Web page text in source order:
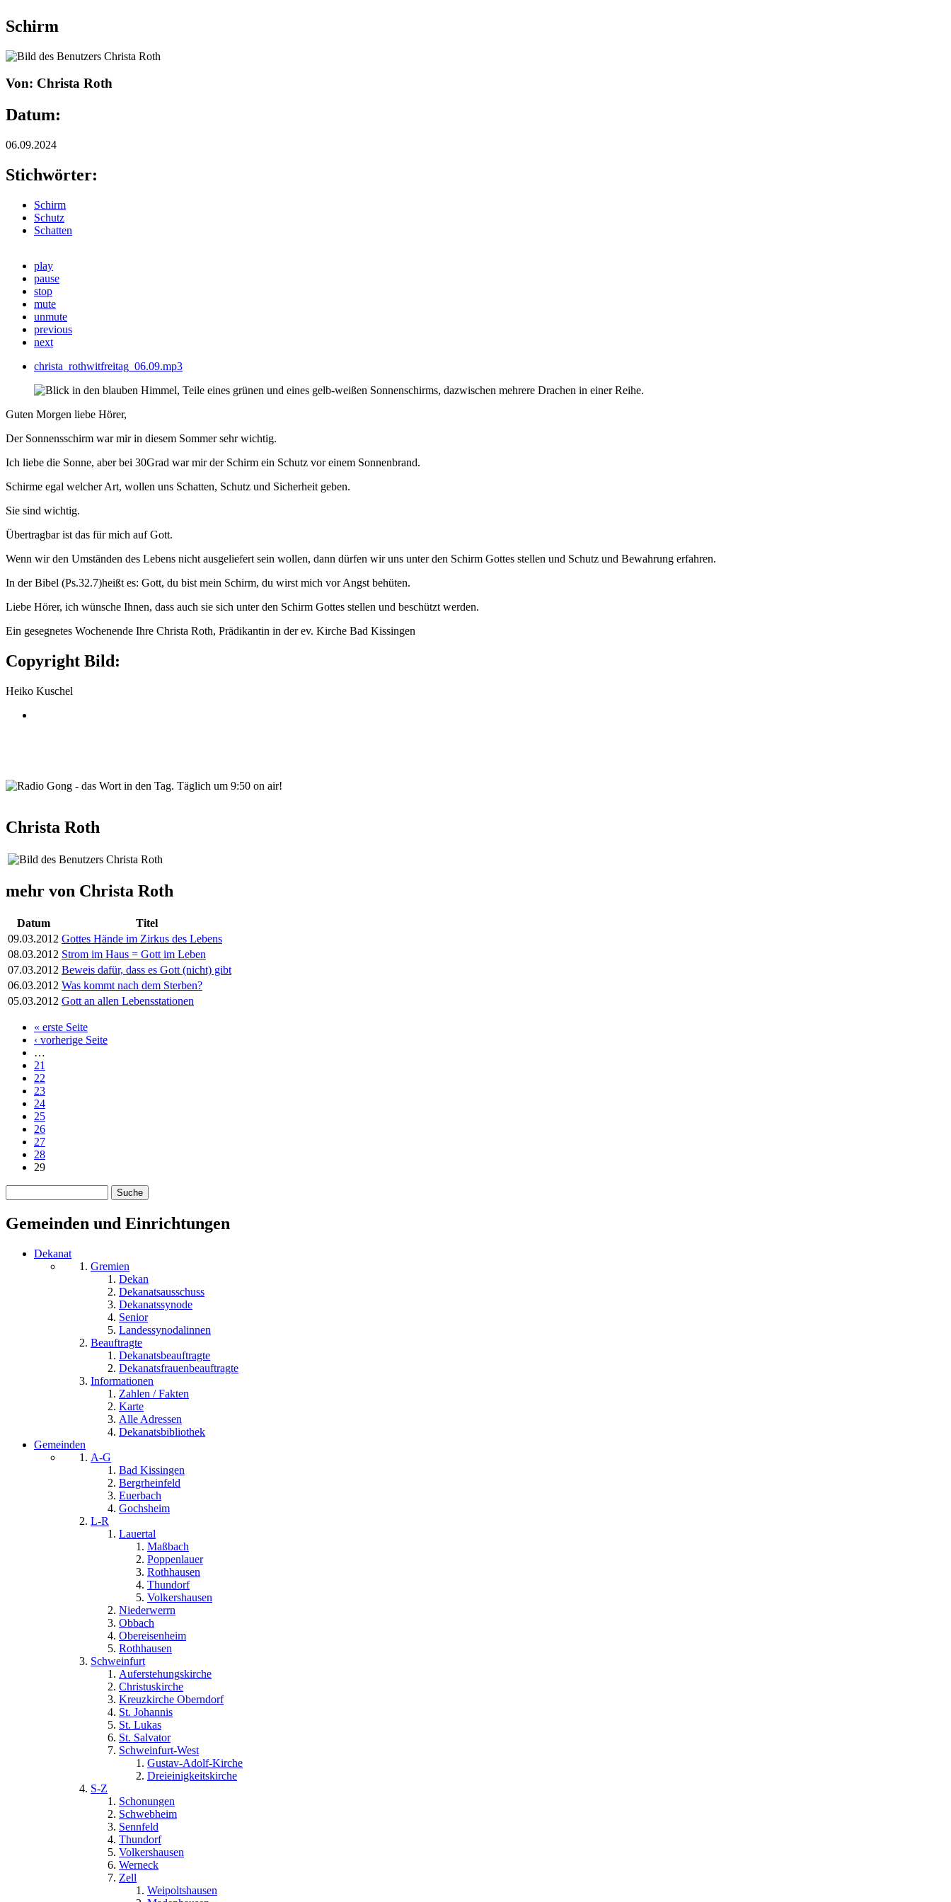
Schirm
Von: Christa Roth
Datum:
06.09.2024
Stichwörter:
Schirm
Schutz
Schatten
play
pause
stop
mute
unmute
previous
next
christa_rothwitfreitag_06.09.mp3
Guten Morgen liebe Hörer,
Der Sonnensschirm war mir in diesem Sommer sehr wichtig.
Ich liebe die Sonne, aber bei 30Grad war mir der Schirm ein Schutz vor einem Sonnenbrand.
Schirme egal welcher Art, wollen uns Schatten, Schutz und Sicherheit geben.
Sie sind wichtig.
Übertragbar ist das für mich auf Gott.
Wenn wir den Umständen des Lebens nicht ausgeliefert sein wollen, dann dürfen wir uns unter den Schirm Gottes stellen und Schutz und Bewahrung erfahren.
In der Bibel (Ps.32.7)heißt es: Gott, du bist mein Schirm, du wirst mich vor Angst behüten.
Liebe Hörer, ich wünsche Ihnen, dass auch sie sich unter den Schirm Gottes stellen und beschützt werden.
Ein gesegnetes Wochenende Ihre Christa Roth, Prädikantin in der ev. Kirche Bad Kissingen
Copyright Bild:
Heiko Kuschel
Christa Roth
mehr von Christa Roth
Datum
Titel
09.03.2012 Gottes Hände im Zirkus des Lebens
08.03.2012 Strom im Haus = Gott im Leben
07.03.2012 Beweis dafür, dass es Gott (nicht) gibt
06.03.2012 Was kommt nach dem Sterben?
05.03.2012 Gott an allen Lebensstationen
Seiten« erste Seite
‹ vorherige Seite
…
21
22
23
24
25
26
27
28
29
Gemeinden und Einrichtungen
Dekanat
Gremien
Dekan
Dekanatsausschuss
Dekanatssynode
Senior
Landessynodalinnen
Beauftragte
Dekanatsbeauftragte
Dekanatsfrauenbeauftragte
Informationen
Zahlen / Fakten
Karte
Alle Adressen
Dekanatsbibliothek
Gemeinden
A-G
Bad Kissingen
Bergrheinfeld
Euerbach
Gochsheim
L-R
Lauertal
Maßbach
Poppenlauer
Rothhausen
Thundorf
Volkershausen
Niederwerrn
Obbach
Obereisenheim
Rothhausen
Schweinfurt
Auferstehungskirche
Christuskirche
Kreuzkirche Oberndorf
St. Johannis
St. Lukas
St. Salvator
Schweinfurt-West
Gustav-Adolf-Kirche
Dreieinigkeitskirche
S-Z
Schonungen
Schwebheim
Sennfeld
Thundorf
Volkershausen
Werneck
Zell
Weipoltshausen